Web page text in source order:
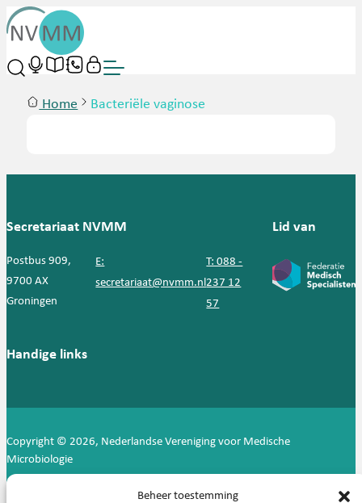
Beheer toestemming
Home Bacteriële vaginose
Secretariaat NVMM
Postbus 909,
9700 AX
Groningen
E:
secretariaat@nvmm.nl
T: 088 -
237 12
57
Lid van
Handige links
Copyright © 2026, Nederlandse Vereniging voor Medische
Microbiologie